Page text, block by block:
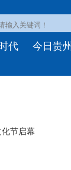
代 今日贵州
节启幕